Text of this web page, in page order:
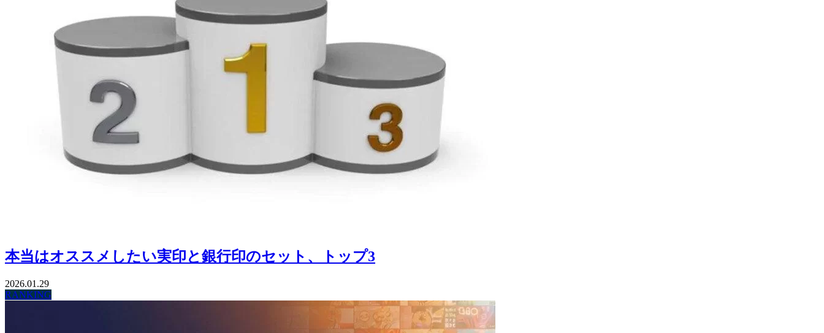
本当はオススメしたい実印と銀行印のセット、トップ3
2026.01.29
RANKING